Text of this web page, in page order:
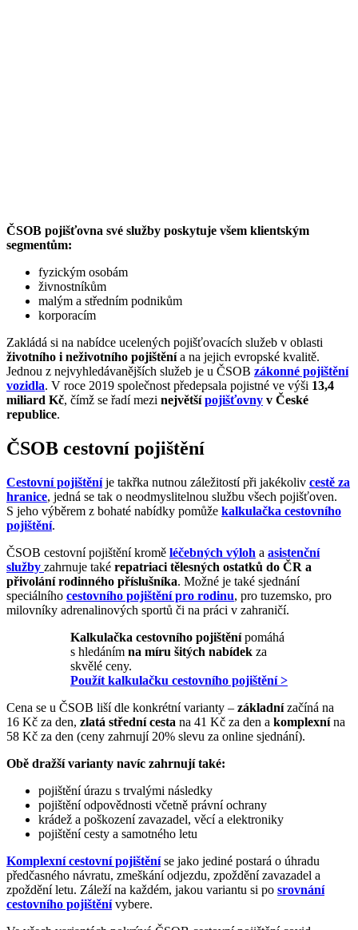
ČSOB pojišťovna své služby poskytuje všem klientským
segmentům:
fyzickým osobám
živnostníkům
malým a středním podnikům
korporacím
Zakládá si na nabídce ucelených pojišťovacích služeb v oblasti
životního i neživotního pojištěnía na jejich evropské kvalitě.
Jednou z nejvyhledávanějších služeb je u ČSOB zákonné pojištění
vozidla. V roce 2019 společnost předepsala pojistné ve výši 13,4
miliard Kč, čímž se řadí mezi největšípojišťovny v České
republice.
ČSOB cestovní pojištění
Cestovní pojištěníje takřka nutnou záležitostí při jakékoliv cestě za
hranice, jedná se tak o neodmyslitelnou službu všech pojišťoven.
S jeho výběrem z bohaté nabídky pomůže kalkulačka cestovního
pojištění.
ČSOB cestovní pojištění kromě léčebných výloh a asistenční
služby zahrnuje také repatriaci tělesných ostatků do ČR a
přivolání rodinného příslušníka. Možné je také sjednání
speciálního cestovního pojištění pro rodinu, pro tuzemsko, pro
milovníky adrenalinových sportů či na práci v zahraničí.
Kalkulačka cestovního pojištěnípomáhá
s hledáním na míru šitých nabídek za
skvělé ceny.
Použít kalkulačku cestovního pojištění >
Cena se u ČSOB liší dle konkrétní varianty – základnízačíná na
16 Kč za den, zlatá střední cesta na 41 Kč za den a komplexnína
58 Kč za den (ceny zahrnují 20% slevu za online sjednání).
Obě dražší varianty navíc zahrnují také:
pojištění úrazu s trvalými následky
pojištění odpovědnosti včetně právní ochrany
krádež a poškození zavazadel, věcí a elektroniky
pojištění cesty a samotného letu
Komplexní cestovní pojištěníse jako jediné postará o úhradu
předčasného návratu, zmeškání odjezdu, zpoždění zavazadel a
zpoždění letu. Záleží na každém, jakou variantu si po srovnání
cestovního pojištěnívybere.